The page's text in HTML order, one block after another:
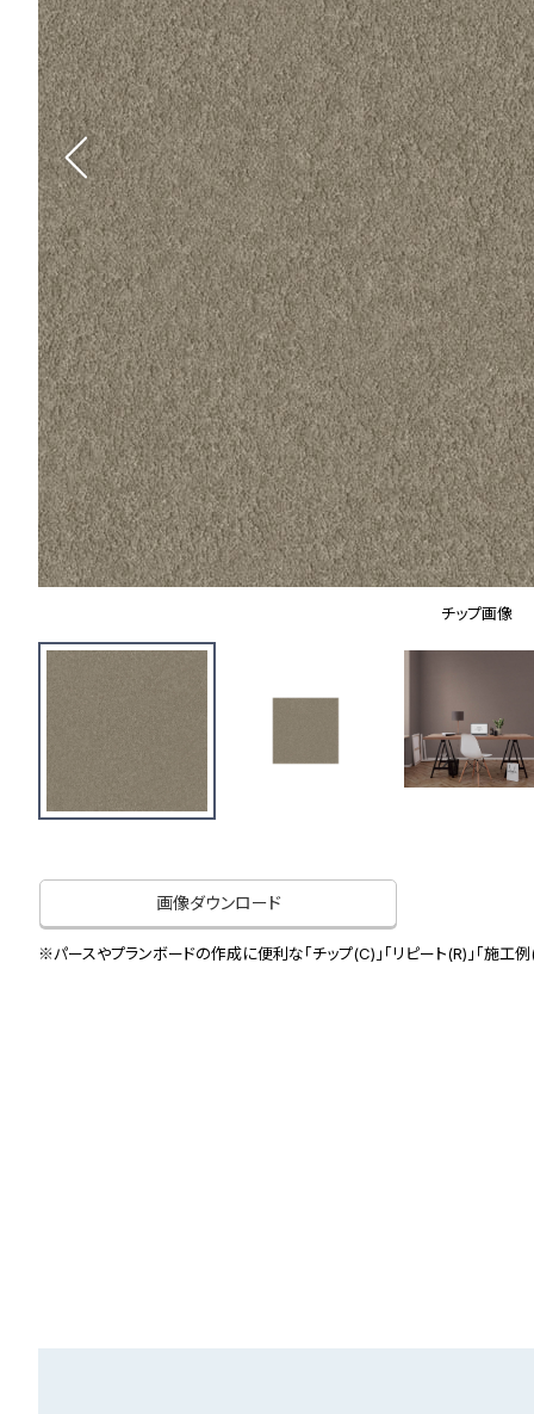
チップ画像
画像ダウンロード
※パースやプランボードの作成に便利な「チップ(C)」「リピート(R)」「施工